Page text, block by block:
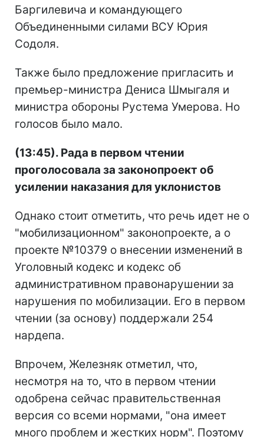
Баргилевича и командующего
Объединенными силами ВСУ Юрия
Содоля.
Также было предложение пригласить и
премьер-министра Дениса Шмыгаля и
министра обороны Рустема Умерова. Но
голосов было мало.
(13:45). Рада в первом чтении
проголосовала за законопроект об
усилении наказания для уклонистов
Однако стоит отметить, что речь идет не о
"мобилизационном" законопроекте, а о
проекте №10379 о внесении изменений в
Уголовный кодекс и кодекс об
административном правонарушении за
нарушения по мобилизации. Его в первом
чтении (за основу) поддержали 254
нардепа.
Впрочем, Железняк отметил, что,
несмотря на то, что в первом чтении
одобрена сейчас правительственная
версия со всеми нормами, "она имеет
много проблем и жестких норм". Поэтому